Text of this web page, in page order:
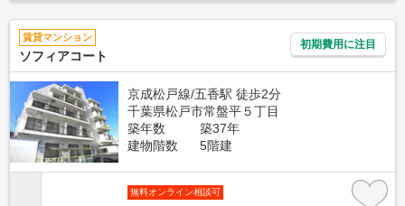
賃貸マンション
ソフィアコート
初期費用に注目
京成松戸線/五香駅 徒歩2分
千葉県松戸市常盤平５丁目
築年数
築37年
建物階数
5階建
無料オンライン相談可